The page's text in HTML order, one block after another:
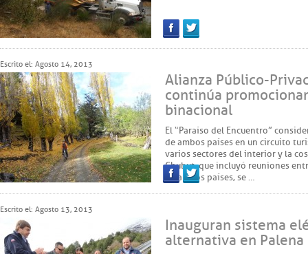
FacebookTwitter
Escrito el: Agosto 14, 2013
Alianza Público-
continúa
binacional
El “Paraíso del Encuentro”
de ambos países en un circuito
varios sectores del interior y la
Chubut, que incluyó reuniones
de ambos países, se …
FacebookTwitter
Escrito el: Agosto 13, 2013
Inauguran sistema
alternativa en Palena